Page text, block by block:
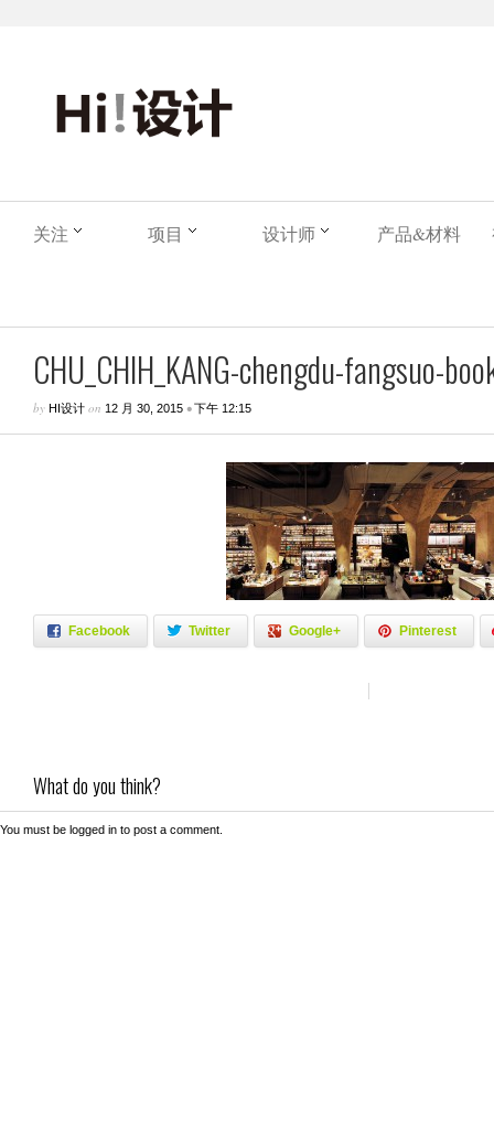
关注 项目 设计师 产品&材料
CHU_CHIH_KANG-chengdu-fangsuo-
by HI设计 on 12 月 30, 2015 •下午 12:15
Facebook Twitter Google+ Pinterest
What do you think?
You must be logged in to post a comment.